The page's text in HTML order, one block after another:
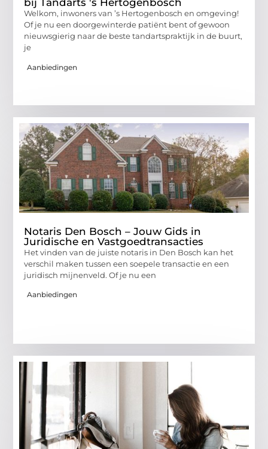
bij Tandarts 's Hertogenbosch
Welkom, inwoners van ’s Hertogenbosch en omgeving!
Of je nu een doorgewinterde patiënt bent of gewoon
nieuwsgierig naar de beste tandartspraktijk in de buurt,
je
Aanbiedingen
Notaris Den Bosch – Jouw Gids in
Juridische en Vastgoedtransacties
Het vinden van de juiste notaris in Den Bosch kan het
verschil maken tussen een soepele transactie en een
juridisch mijnenveld. Of je nu een
Aanbiedingen